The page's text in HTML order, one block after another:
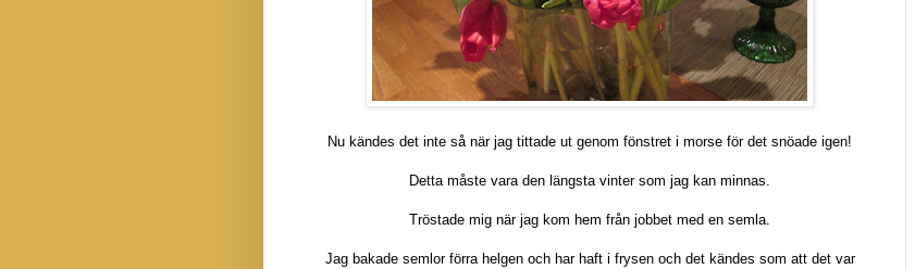
Nu kändes det inte så när jag tittade ut genom fönstret i morse för det snöade igen!
Detta måste vara den längsta vinter som jag kan minnas.
Tröstade mig när jag kom hem från jobbet med en semla.
Jag bakade semlor förra helgen och har haft i frysen och det kändes som att det var